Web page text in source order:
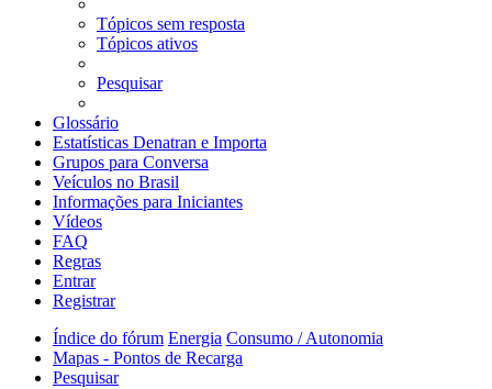
Tópicos sem resposta
Tópicos ativos
Pesquisar
Glossário
Estatísticas Denatran e Importa
Grupos para Conversa
Veículos no Brasil
Informações para Iniciantes
Vídeos
FAQ
Regras
Entrar
Registrar
Índice do fórum Energia Consumo / Autonomia
Mapas - Pontos de Recarga
Pesquisar